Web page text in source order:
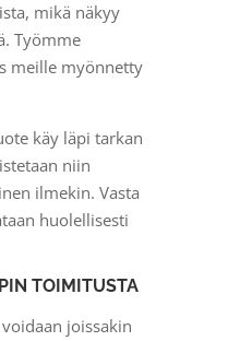
mikä näkyy
Työmme
meille myönnetty
käy läpi tarkan
niin
ilmekin. Vasta
huolellisesti
TOIMITUSTA
joissakin